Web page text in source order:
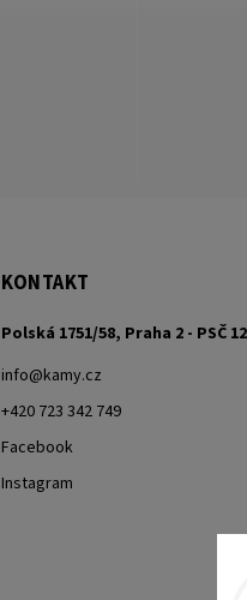
KONTAKT
Polská 1751/58, Praha 2 - PSČ
info@kamy.cz
+420 723 342 749
Facebook
Instagram